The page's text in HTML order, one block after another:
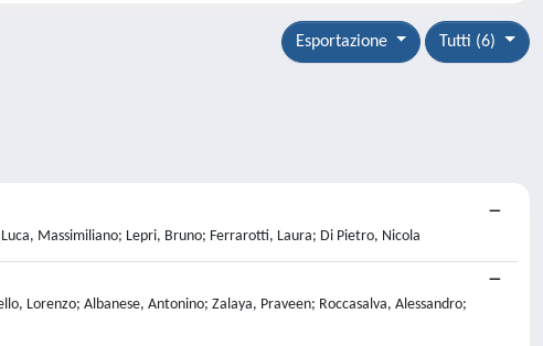
Tutti (6)
Esportazione
Massimiliano; Lepri, Bruno; Ferrarotti, Laura; Di Pietro, Nicola
Lorenzo; Albanese, Antonino; Zalaya, Praveen; Roccasalva, Alessandro;